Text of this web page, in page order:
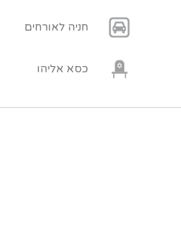
חניה לאורחים
כסא אליהו